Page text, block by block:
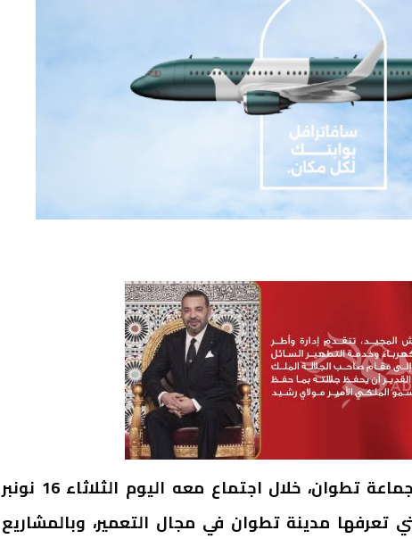
التمس رئيس هيئة المهندسين ونوابه من رئيس جماعة تطوان، خلال اجتماع معه اليوم الثلاثاء 16 نونبر
تعرفها مدينة تطوان في مجال التعمير، وبالمشاريع